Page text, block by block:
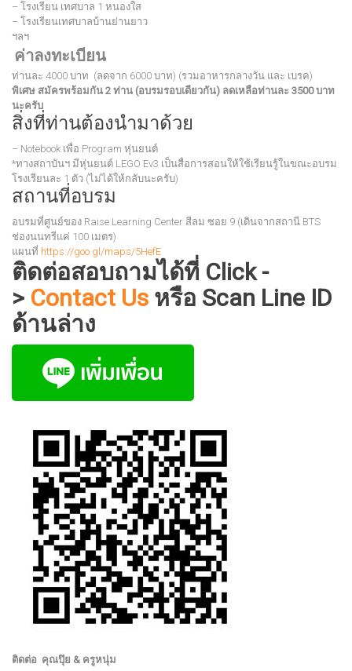
– โรงเรียน เทศบาล 1 หนองใส
– โรงเรียนเทศบาลบ้านย่านยาว
ฯลฯ
ค่าลงทะเบียน
ท่านละ 4000 บาท (ลดจาก 6000 บาท) (รวมอาหารกลางวัน และ เบรค)
พิเศษ สมัครพร้อมกัน 2 ท่าน (อบรมรอบเดียวกัน) ลดเหลือท่านละ 3500 บาท
นะครับ
สิ่งที่ท่านต้องนำมาด้วย
– Notebook เพื่อ Program หุ่นยนต์
*ทางสถาบันฯ มีหุ่นยนต์ LEGO Ev3 เป็นสื่อการสอนให้ใช้เรียนรู้ในขณะอบรม
โรงเรียนละ 1 ตัว (ไม่ได้ให้กลับนะครับ)
สถานที่อบรม
อบรมที่ศูนย์ของ Raise Learning Center สีลม ซอย 9 (เดินจากสถานี BTS
ช่องนนทรีแค่ 100 เมตร)
แผนที่ https://goo.gl/maps/5HefE
ติดต่อสอบถามได้ที่ Click -
> Contact Us หรือ Scan Line ID
ด้านล่าง
ติดต่อ คุณปุ๊ย & ครูหนุ่ม